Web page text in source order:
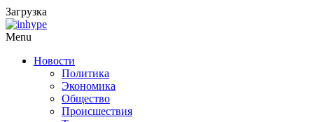
Загрузка
Menu
Новости
Политика
Экономика
Общество
Происшествия